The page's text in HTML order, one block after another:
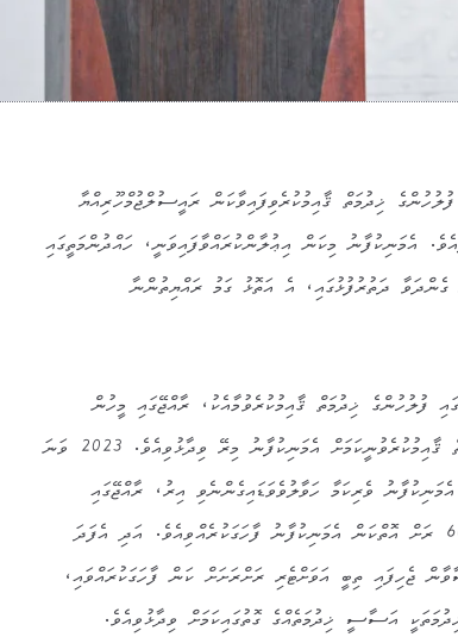
ޚިދުމަތް ޤާއިމުކުރެވިފައިވާކަން ރައީސުލްޖުމްހޫރިއްޔާ
އެމަނިކުފާނު މިކަން އިޢުލާންކުރައްވާފައިވަނީ، ހައްދުންމަތީގައި
ދަތުރުފުޅުގައި، އެ އަތޮޅު ގަމު ރައްޔިތުންނާ
ރ. ރަސްގެތީމުގައި ފުލުހުންގެ ޚިދުމަތް ޤާއިމުކުރެވުމާއެކު، ރާއްޖޭގައި މީހުން
ދިރިއުޅޭ ހުރިހައި ރަށެއްގައި ފުލުހުންގެ ޚިދުމަތް ޤާއިމުކުރެވުނީކަމަށް އެމަނިކުފާނު މިރޭ ވިދާޅުވިއެވެ. 2023 ވަނަ
17 ވަނަ ދުވަހު، އެމަނިކުފާނު ވެރިކަމާ ހަވާލުވެވަޑައިގެންނެވި އިރު، ރާއްޖޭގައި
އެއްވަސް ވަރަކަށް ފުލުހުންގެ ޚިދުމަތް ނެތް 66 ރަށް އޮތްކަން އެމަނިކުފާނު ފާހަގަކުރެއްވިއެވެ. އަދި އެފަދަ
ޖެހިފައި ތިބީ އަވަށްޓެރި ރަށްރަށަށް ކަން ފާހަގަކުރައްވައި،
އަސާސީ ޚިދުމަތެއްގެ ގޮތުގައިކަމަށް ވިދާޅުވިއެވެ.